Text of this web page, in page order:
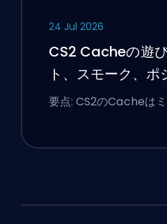
24 Jul 2026
CS2 Cacheの遊
ト、スモーク、ポ
ミアのヒント
要点: CS2のCacheは